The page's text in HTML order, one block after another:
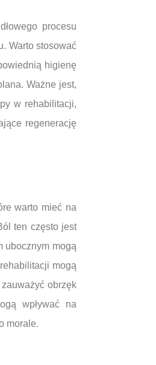
procesu
Warto stosować
higienę
Ważne jest,
w rehabilitacji,
regenerację
warto mieć na
ten często jest
ubocznym mogą
mogą
obrzęk
wpływać na
morale.